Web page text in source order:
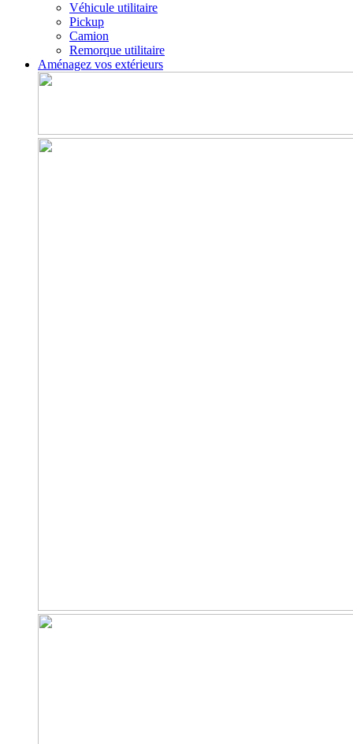
Véhicule utilitaire
Pickup
Camion
Remorque utilitaire
Aménagez vos extérieurs